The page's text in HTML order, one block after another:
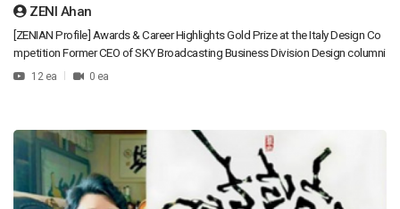
ZENI Ahan
[ZENIAN Profile] Awards & Career Highlights Gold Prize at the Italy Design Co
mpetition Former CEO of SKY Broadcasting Business Division Design columni
st for major magazines including SiSa Magazine, Art & Culture, Beauty & Fashi
o [Design Philosophy] My goal is to build a global brand that delivers beauty t
o the world through the most traditional Korean design concepts. I hope that
every person can leave a graceful and respectful impression when meeting ot
hers—someone remembered as elegant and well-mannered. The first impressi
12 ea 0 ea